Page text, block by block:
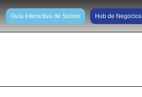
Guía Interactiva de Socios Hub de Negocios